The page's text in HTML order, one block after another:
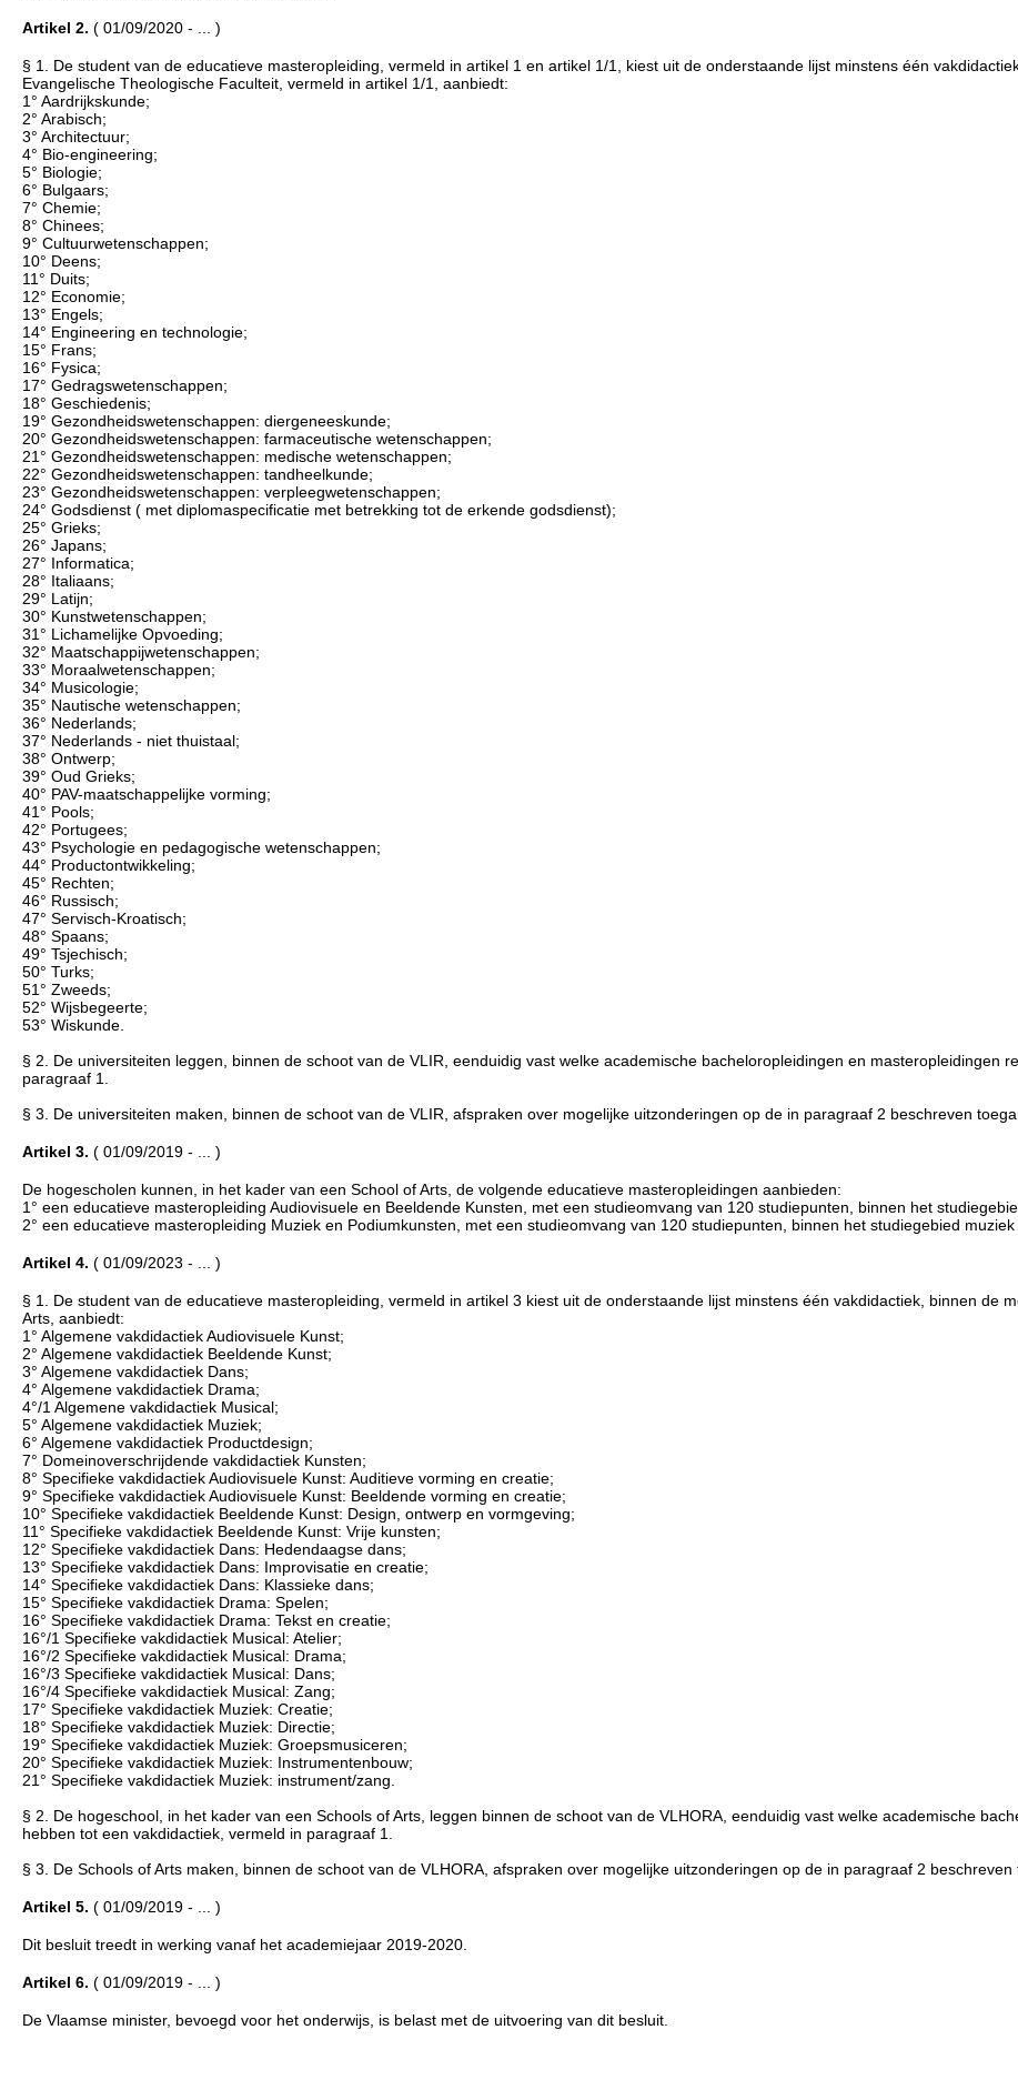
Artikel 2. ( 01/09/2020 - ... )
§ 1. De student van de educatieve masteropleiding, vermeld in artikel 1 en artikel 1/1, kiest uit de onderstaande lijst minstens één
Evangelische Theologische Faculteit, vermeld in artikel 1/1, aanbiedt:
1° Aardrijkskunde;
2° Arabisch;
3° Architectuur;
4° Bio-engineering;
5° Biologie;
6° Bulgaars;
7° Chemie;
8° Chinees;
9° Cultuurwetenschappen;
10° Deens;
11° Duits;
12° Economie;
13° Engels;
14° Engineering en technologie;
15° Frans;
16° Fysica;
17° Gedragswetenschappen;
18° Geschiedenis;
19° Gezondheidswetenschappen: diergeneeskunde;
20° Gezondheidswetenschappen: farmaceutische wetenschappen;
21° Gezondheidswetenschappen: medische wetenschappen;
22° Gezondheidswetenschappen: tandheelkunde;
23° Gezondheidswetenschappen: verpleegwetenschappen;
24° Godsdienst ( met diplomaspecificatie met betrekking tot de erkende godsdienst);
25° Grieks;
26° Japans;
27° Informatica;
28° Italiaans;
29° Latijn;
30° Kunstwetenschappen;
31° Lichamelijke Opvoeding;
32° Maatschappijwetenschappen;
33° Moraalwetenschappen;
34° Musicologie;
35° Nautische wetenschappen;
36° Nederlands;
37° Nederlands - niet thuistaal;
38° Ontwerp;
39° Oud Grieks;
40° PAV-maatschappelijke vorming;
41° Pools;
42° Portugees;
43° Psychologie en pedagogische wetenschappen;
44° Productontwikkeling;
45° Rechten;
46° Russisch;
47° Servisch-Kroatisch;
48° Spaans;
49° Tsjechisch;
50° Turks;
51° Zweeds;
52° Wijsbegeerte;
53° Wiskunde.
§ 2. De universiteiten leggen, binnen de schoot van de VLIR, eenduidig vast welke academische bacheloropleidingen en masteropleidingen
paragraaf 1.
§ 3. De universiteiten maken, binnen de schoot van de VLIR, afspraken over mogelijke uitzonderingen op de in paragraaf 2 beschreven
Artikel 3. ( 01/09/2019 - ... )
De hogescholen kunnen, in het kader van een School of Arts, de volgende educatieve masteropleidingen aanbieden:
1° een educatieve masteropleiding Audiovisuele en Beeldende Kunsten, met een studieomvang van 120 studiepunten, binnen het
2° een educatieve masteropleiding Muziek en Podiumkunsten, met een studieomvang van 120 studiepunten, binnen het studiegebied muziek
Artikel 4. ( 01/09/2023 - ... )
§ 1. De student van de educatieve masteropleiding, vermeld in artikel 3 kiest uit de onderstaande lijst minstens één vakdidactiek, binnen de
Arts, aanbiedt:
1° Algemene vakdidactiek Audiovisuele Kunst;
2° Algemene vakdidactiek Beeldende Kunst;
3° Algemene vakdidactiek Dans;
4° Algemene vakdidactiek Drama;
4°/1 Algemene vakdidactiek Musical;
5° Algemene vakdidactiek Muziek;
6° Algemene vakdidactiek Productdesign;
7° Domeinoverschrijdende vakdidactiek Kunsten;
8° Specifieke vakdidactiek Audiovisuele Kunst: Auditieve vorming en creatie;
9° Specifieke vakdidactiek Audiovisuele Kunst: Beeldende vorming en creatie;
10° Specifieke vakdidactiek Beeldende Kunst: Design, ontwerp en vormgeving;
11° Specifieke vakdidactiek Beeldende Kunst: Vrije kunsten;
12° Specifieke vakdidactiek Dans: Hedendaagse dans;
13° Specifieke vakdidactiek Dans: Improvisatie en creatie;
14° Specifieke vakdidactiek Dans: Klassieke dans;
15° Specifieke vakdidactiek Drama: Spelen;
16° Specifieke vakdidactiek Drama: Tekst en creatie;
16°/1 Specifieke vakdidactiek Musical: Atelier;
16°/2 Specifieke vakdidactiek Musical: Drama;
16°/3 Specifieke vakdidactiek Musical: Dans;
16°/4 Specifieke vakdidactiek Musical: Zang;
17° Specifieke vakdidactiek Muziek: Creatie;
18° Specifieke vakdidactiek Muziek: Directie;
19° Specifieke vakdidactiek Muziek: Groepsmusiceren;
20° Specifieke vakdidactiek Muziek: Instrumentenbouw;
21° Specifieke vakdidactiek Muziek: instrument/zang.
§ 2. De hogeschool, in het kader van een Schools of Arts, leggen binnen de schoot van de VLHORA, eenduidig vast welke academische
hebben tot een vakdidactiek, vermeld in paragraaf 1.
§ 3. De Schools of Arts maken, binnen de schoot van de VLHORA, afspraken over mogelijke uitzonderingen op de in paragraaf 2 beschreven
Artikel 5. ( 01/09/2019 - ... )
Dit besluit treedt in werking vanaf het academiejaar 2019-2020.
Artikel 6. ( 01/09/2019 - ... )
De Vlaamse minister, bevoegd voor het onderwijs, is belast met de uitvoering van dit besluit.